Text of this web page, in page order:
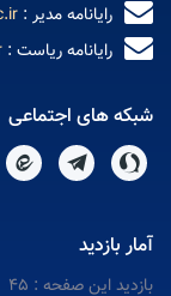
رایانامه مدیر :
رایانامه ریاست :
شبکه های اجتماعی
آمار بازدید
بازدید این صفحه : 45